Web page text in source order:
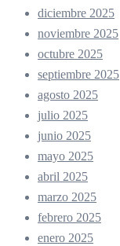
diciembre 2025
noviembre 2025
octubre 2025
septiembre 2025
agosto 2025
julio 2025
junio 2025
mayo 2025
abril 2025
marzo 2025
febrero 2025
enero 2025